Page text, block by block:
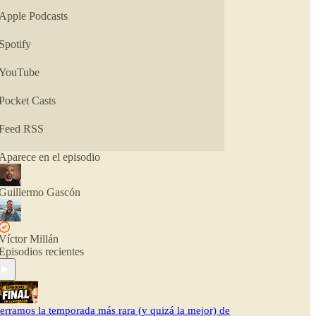
O quizá con bastantes. Tendrás que
para saberlo.
haciendocosas.online
Podcasts
Casts
RSS
en el episodio
Gascón
Millán
recientes
la temporada más rara (y quizá la mejor) de